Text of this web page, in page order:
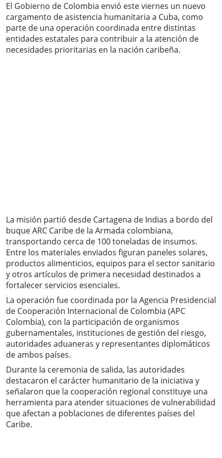
El Gobierno de Colombia envió este viernes un nuevo
cargamento de asistencia humanitaria a Cuba, como
parte de una operación coordinada entre distintas
entidades estatales para contribuir a la atención de
necesidades prioritarias en la nación caribeña.
La misión partió desde Cartagena de Indias a bordo del
buque ARC Caribe de la Armada colombiana,
transportando cerca de 100 toneladas de insumos.
Entre los materiales enviados figuran paneles solares,
productos alimenticios, equipos para el sector sanitario
y otros artículos de primera necesidad destinados a
fortalecer servicios esenciales.
La operación fue coordinada por la Agencia Presidencial
de Cooperación Internacional de Colombia (APC
Colombia), con la participación de organismos
gubernamentales, instituciones de gestión del riesgo,
autoridades aduaneras y representantes diplomáticos
de ambos países.
Durante la ceremonia de salida, las autoridades
destacaron el carácter humanitario de la iniciativa y
señalaron que la cooperación regional constituye una
herramienta para atender situaciones de vulnerabilidad
que afectan a poblaciones de diferentes países del
Caribe.